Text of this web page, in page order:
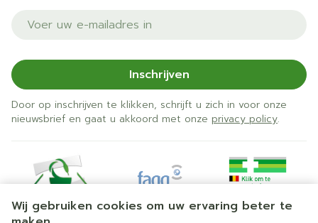
Wij gebruiken cookies om uw ervaring beter te
E-mail adres
Inschrijven
Door op inschrijven te klikken, schrijft u zich in voor onze
nieuwsbrief en gaat u akkoord met onze privacy policy.